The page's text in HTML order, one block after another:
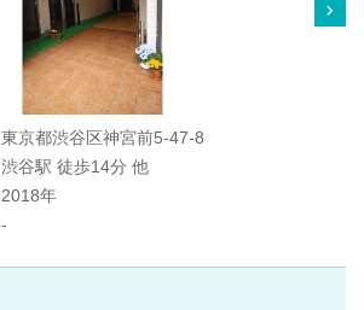
東京都渋谷区神宮前5-47-8
渋谷駅 徒歩14分 他
2018年
-